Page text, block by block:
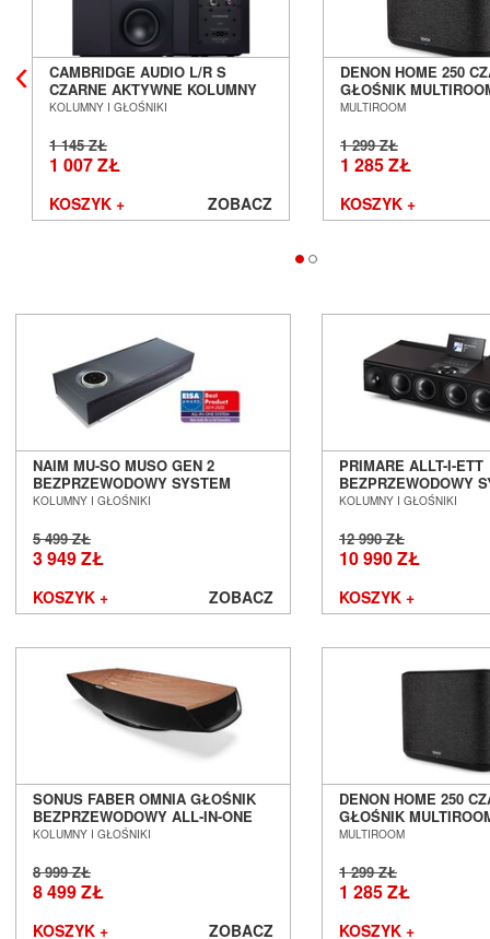
CAMBRIDGE AUDIO L/R S
CZARNE AKTYWNE KOLUMNY
PODSTAWKOWE SALON
KOLUMNY I GŁOŚNIKI
1 145 ZŁ
1 007 ZŁ
KOSZYK + ZOBACZ
DENON HOME 250
GŁOŚNIK
POZNAŃ WROCŁAW
MULTIROOM
1 299 ZŁ
1 285 ZŁ
KOSZYK +
NAIM MU-SO MUSO GEN 2
BEZPRZEWODOWY SYSTEM
MUZYCZNY SALON POZNAŃ
---
KOLUMNY I GŁOŚNIKI
5 499 ZŁ
3 949 ZŁ
KOSZYK + ZOBACZ
PRIMARE ALLT-I-ETT
BEZPRZEWODOWY
MUZYCZNY ALL-IN-
KOLUMNY I GŁOŚNIKI
12 990 ZŁ
10 990 ZŁ
KOSZYK +
SONUS FABER OMNIA GŁOŚNIK
BEZPRZEWODOWY ALL-IN-ONE
SALON POZNAŃ WROCŁAW
KOLUMNY I GŁOŚNIKI
8 999 ZŁ
8 499 ZŁ
KOSZYK + ZOBACZ
DENON HOME 250
GŁOŚNIK
POZNAŃ WROCŁAW
MULTIROOM
1 299 ZŁ
1 285 ZŁ
KOSZYK +